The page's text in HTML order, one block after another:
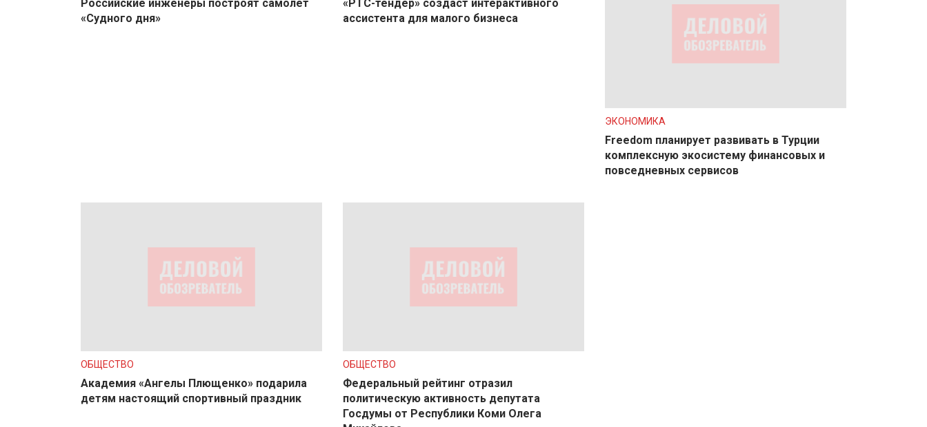
Российские инженеры построят самолет
«Судного дня»
«РТС-тендер» создаст интерактивного
ассистента для малого бизнеса
ЭКОНОМИКА
Freedom планирует развивать в Турции
комплексную экосистему финансовых и
повседневных сервисов
ОБЩЕСТВО
Академия «Ангелы Плющенко» подарила
детям настоящий спортивный праздник
ОБЩЕСТВО
Федеральный рейтинг отразил
политическую активность депутата
Госдумы от Республики Коми Олега